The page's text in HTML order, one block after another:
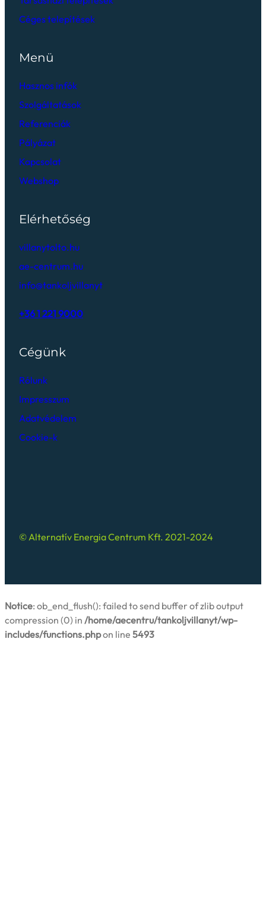
Céges telepítések
Menü
Hasznos infók
Szolgáltatások
Referenciák
Pályázat
Kapcsolat
Webshop
Elérhetőség
villanytolto.hu
ae-centrum.hu
info@tankoljvillanyt
+36 1 221 9000
Cégünk
Rólunk
Impresszum
Adatvédelem
Cookie-k
© Alternatív Energia Centrum Kft. 2021-2024
Notice: ob_end_flush(): failed to send buffer of zlib output
compression (0) in /home/aecentru/tankoljvillanyt/wp-
includes/functions.phpon line 5493